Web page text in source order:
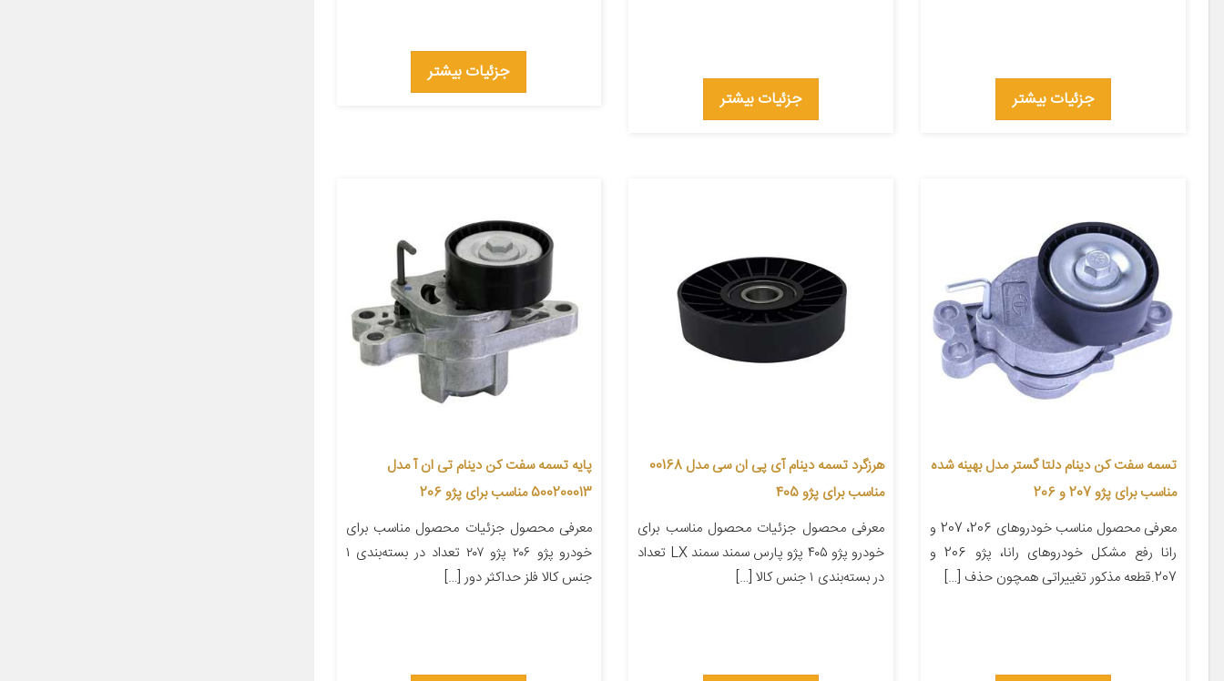
جزئیات بیشتر جزئیات بیشتر
جزئیات بیشتر
تسمه سفت کن دینام دلتا گستر مدل بهینه شده
مناسب برای پژو 207 و 206
معرفی محصول مناسب خودروهای 206، 207 و
رانا رفع مشکل خودروهای رانا، پژو 206 و
207.قطعه مذکور تغییراتی همچون حذف […]
هرزگرد تسمه دینام آی پی ان سی مدل 00168
مناسب برای پژو 405
معرفی محصول جزئیات محصول مناسب برای
خودرو پژو ۴۰۵ پژو پارس سمند سمند LX تعداد
در بسته‌بندی ۱ جنس کالا […]
پایه تسمه سفت کن دینام تی ان آ مدل
500200013 مناسب برای پژو 206
معرفی محصول جزئیات محصول مناسب برای
خودرو پژو ۲۰۶ پژو ۲۰۷ تعداد در بسته‌بندی ۱
جنس کالا فلز حداکثر دور […]